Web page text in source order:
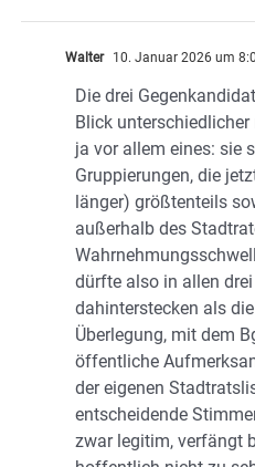
Walter 10. Januar 2026 um
Die drei
Blick
ja vor allem eines: sie
Gruppierungen, die
länger) größtenteils
außerhalb des
dürfte also in allen
dahinterstecken als
Überlegung, mit dem
öffentliche
der eigenen
entscheidende
zwar legitim, verfängt